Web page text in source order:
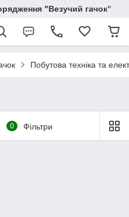
"Везучий гачок"
Побутова техніка та
0 Фільтри